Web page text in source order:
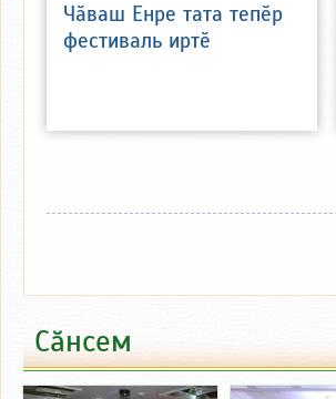
Чӑваш Енре тата тепӗр
фестиваль иртӗ
Сӑнсем